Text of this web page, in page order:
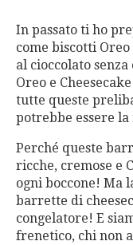
In passato ti ho
come biscotti
al cioccolato
Oreo e
tutte queste
potrebbe essere
Perché queste
ricche, cremose e
ogni boccone! Ma
barrette di
congelatore! E
frenetico, chi non